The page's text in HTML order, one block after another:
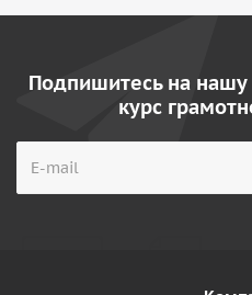
Подпишитесь на нашу
курс